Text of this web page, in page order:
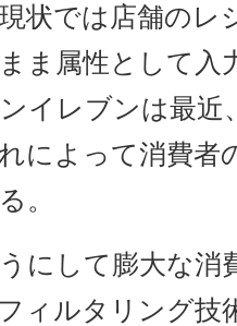
状では店舗のレ
ま属性として
イレブンは最近
によって消費者
。
にして膨大な消
ィルタリング技